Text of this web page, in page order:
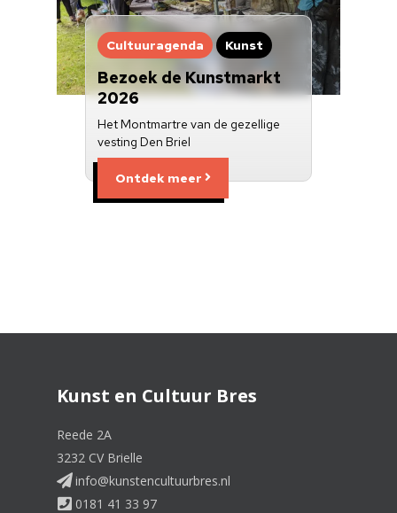
Cultuuragenda Kunst
Bezoek de Kunstmarkt
2026
Het Montmartre van de gezellige
vesting Den Briel
Ontdek meer
Kunst en Cultuur Bres
Reede 2A
3232 CV Brielle
info@kunstencultuurbres.nl
0181 41 33 97